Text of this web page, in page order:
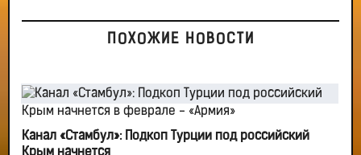
ПОХОЖИЕ НОВОСТИ
Канал «Стамбул»: Подкоп Турции под российский